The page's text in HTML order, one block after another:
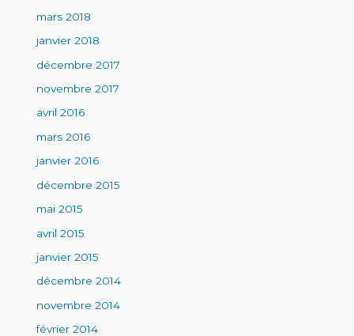
mars 2018
janvier 2018
décembre 2017
novembre 2017
avril 2016
mars 2016
janvier 2016
décembre 2015
mai 2015
avril 2015
janvier 2015
décembre 2014
novembre 2014
février 2014